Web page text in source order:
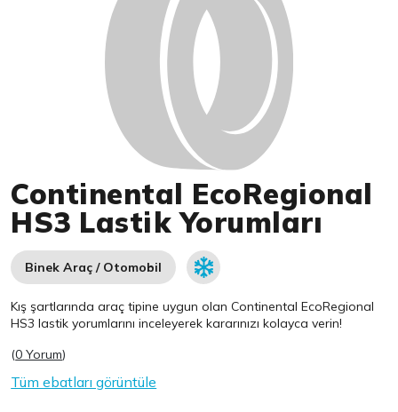
Continental EcoRegional
HS3 Lastik Yorumları
Binek Araç / Otomobil
Kış şartlarında araç tipine uygun olanContinental EcoRegional
HS3 lastik yorumlarını inceleyerek kararınızı kolayca verin!
(0 Yorum)
Tüm ebatları görüntüle